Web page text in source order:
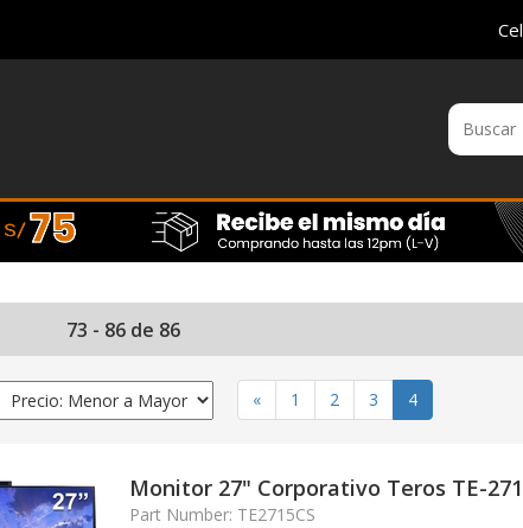
73 - 86 de 86
« 1 2 3 4(actual)
Monitor 27" Corporativo Teros TE-
Part Number: TE2715CS